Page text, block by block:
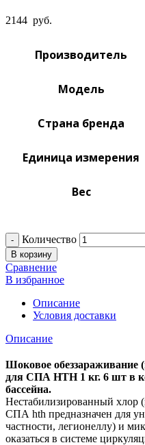
2144 руб.
Производитель
Модель
Страна бренда
Единица измерения
Вес
Количество
В корзину
Сравнение
В избранное
Описание
Условия доставки
Описание
Шоковое обеззараживание
для СПА HTH 1 кг. 6 шт в
бассейна.
Нестабилизированный хлор
СПА hth предназначен для
частности, легионеллу) и
оказаться в системе